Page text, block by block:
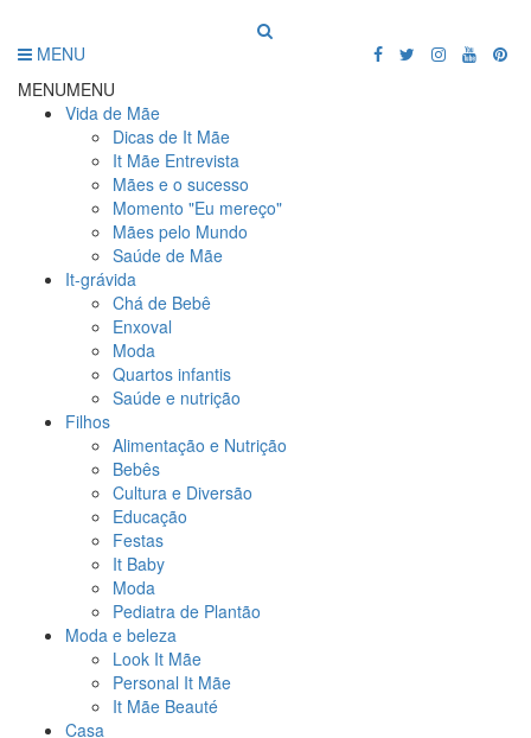
MENU
MENUMENU
Vida de Mãe
Dicas de It Mãe
It Mãe Entrevista
Mães e o sucesso
Momento "Eu mereço"
Mães pelo Mundo
Saúde de Mãe
It-grávida
Chá de Bebê
Enxoval
Moda
Quartos infantis
Saúde e nutrição
Filhos
Alimentação e Nutrição
Bebês
Cultura e Diversão
Educação
Festas
It Baby
Moda
Pediatra de Plantão
Moda e beleza
Look It Mãe
Personal It Mãe
It Mãe Beauté
Casa